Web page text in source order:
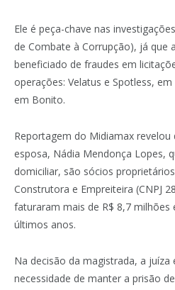
Ele é peça-chave nas
de Combate à Corrupção), já que
beneficiado de fraudes em
operações: Velatus e Spotless,
em Bonito.
Reportagem do Midiamax
esposa, Nádia Mendonça Lopes,
domiciliar, são sócios
Construtora e Empreiteira (CNPJ
faturaram mais de R$ 8,7
últimos anos.
Na decisão da magistrada, a juíza
necessidade de manter a prisão